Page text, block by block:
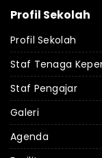
Profil Sekolah
Profil Sekolah
Staf Tenaga
Staf Pengajar
Galeri
Agenda